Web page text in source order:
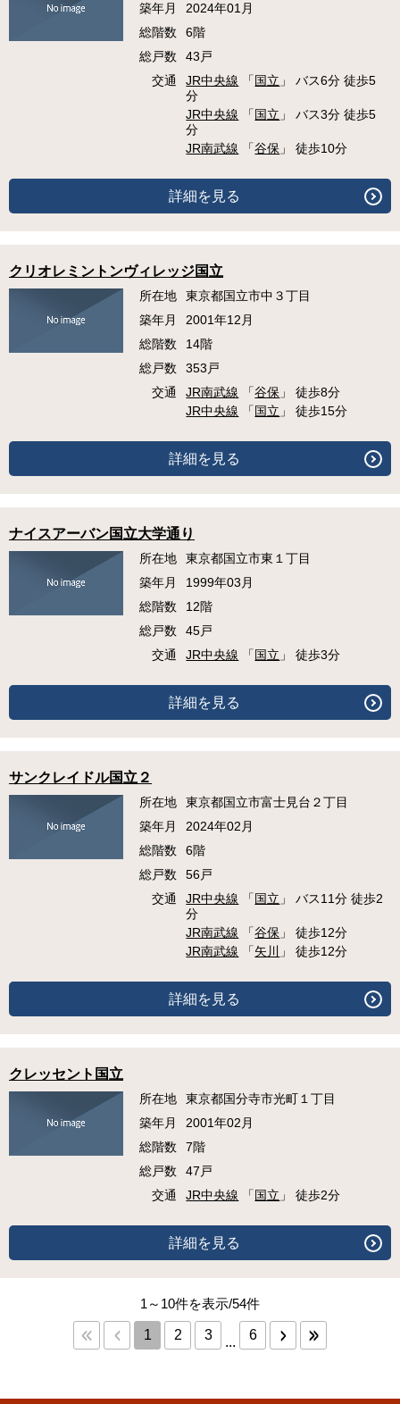
築年月
2024年01月
総階数
6階
総戸数
43戸
交通
JR中央線 「 国立 」 バス6分 徒歩5
分
JR中央線 「 国立 」 バス3分 徒歩5
分
JR南武線 「谷保 」 徒歩10分
詳細を見る
クリオレミントンヴィレッジ国立
所在地
東京都国立市中３丁目
築年月
2001年12月
総階数
14階
総戸数
353戸
交通
JR南武線 「谷保 」 徒歩8分
JR中央線 「 国立 」 徒歩15分
詳細を見る
ナイスアーバン国立大学通り
所在地
東京都国立市東１丁目
築年月
1999年03月
総階数
12階
総戸数
45戸
交通
JR中央線 「 国立 」 徒歩3分
詳細を見る
サンクレイドル国立２
所在地
東京都国立市富士見台２丁目
築年月
2024年02月
総階数
6階
総戸数
56戸
交通
JR中央線 「 国立 」 バス11分 徒歩2
分
JR南武線 「谷保 」 徒歩12分
JR南武線 「矢川 」 徒歩12分
詳細を見る
クレッセント国立
所在地
東京都国分寺市光町１丁目
築年月
2001年02月
総階数
7階
総戸数
47戸
交通
JR中央線 「 国立 」 徒歩2分
詳細を見る
1～10件を表示/54件
1 2 3 ... 6